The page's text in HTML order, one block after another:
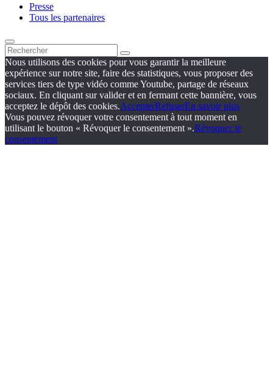
Presse
Tous les partenaires
Nous utilisons des cookies pour vous garantir la meilleure
expérience sur notre site, faire des statistiques, vous proposer des
services tiers de type vidéo comme Youtube, partage de réseaux
sociaux. En cliquant sur valider et en fermant cette bannière, vous
acceptez le dépôt des cookies.AccepterRefuserEn savoir plus
Vous pouvez révoquer votre consentement à tout moment en
utilisant le bouton « Révoquer le consentement ».Révoquer le
consentement